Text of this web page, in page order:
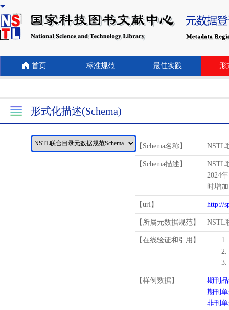
首页 标准规范 最佳实践 形
形式化描述(Schema)
【Schema名称】 NSTL
【Schema描述】
NSTL
2024
时增
【url】 http://
【所属元数据规范】 NSTL
【在线验证和引用】
1.
2.
3.
【样例数据】
期刊
期刊
非刊